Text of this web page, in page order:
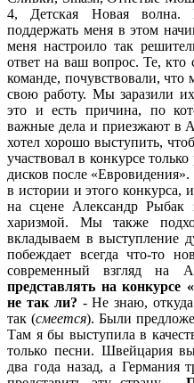
4, Детская Новая волна.
поддержать меня в этом
меня настроило так
ответ на ваш вопрос. Те, кто
команде, почувствовали,
свою работу. Мы заразили
это и есть причина, по
важные дела и приезжают в
хотел хорошо выступить,
участвовал в конкурсе
дисков после
в истории и этого конкурса,
на сцене Александр Рыбак
харизмой. Мы также
вкладываем в выступление
побеждает всегда что-то
современный взгляд на
представлять на конкурсе
не так ли? - Не знаю,
так (смеется). Были
Там я бы выступила в
только песни. Швейцария
два года назад, а Германия